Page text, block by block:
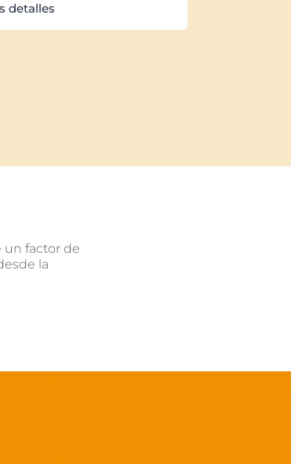
detalles
un factor de
la